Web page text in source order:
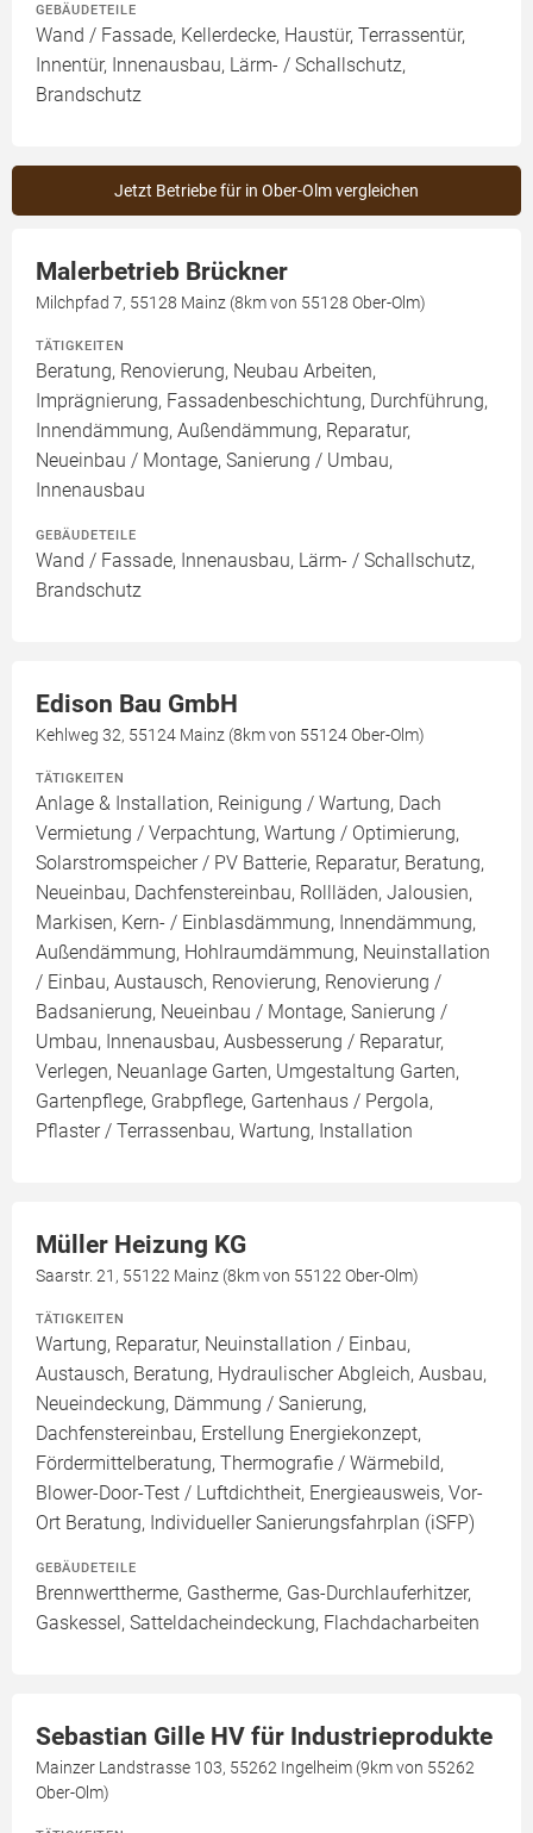
GEBÄUDETEILE
Wand / Fassade, Kellerdecke, Haustür, Terrassentür,
Innentür, Innenausbau, Lärm- / Schallschutz,
Brandschutz
Jetzt Betriebe für in Ober-Olm vergleichen
Malerbetrieb Brückner
Milchpfad 7, 55128 Mainz (8km von 55128 Ober-Olm)
TÄTIGKEITEN
Beratung, Renovierung, Neubau Arbeiten,
Imprägnierung, Fassadenbeschichtung, Durchführung,
Innendämmung, Außendämmung, Reparatur,
Neueinbau / Montage, Sanierung / Umbau,
Innenausbau
GEBÄUDETEILE
Wand / Fassade, Innenausbau, Lärm- / Schallschutz,
Brandschutz
Edison Bau GmbH
Kehlweg 32, 55124 Mainz (8km von 55124 Ober-Olm)
TÄTIGKEITEN
Anlage & Installation, Reinigung / Wartung, Dach
Vermietung / Verpachtung, Wartung / Optimierung,
Solarstromspeicher / PV Batterie, Reparatur, Beratung,
Neueinbau, Dachfenstereinbau, Rollläden, Jalousien,
Markisen, Kern- / Einblasdämmung, Innendämmung,
Außendämmung, Hohlraumdämmung, Neuinstallation
/ Einbau, Austausch, Renovierung, Renovierung /
Badsanierung, Neueinbau / Montage, Sanierung /
Umbau, Innenausbau, Ausbesserung / Reparatur,
Verlegen, Neuanlage Garten, Umgestaltung Garten,
Gartenpflege, Grabpflege, Gartenhaus / Pergola,
Pflaster / Terrassenbau, Wartung, Installation
Müller Heizung KG
Saarstr. 21, 55122 Mainz (8km von 55122 Ober-Olm)
TÄTIGKEITEN
Wartung, Reparatur, Neuinstallation / Einbau,
Austausch, Beratung, Hydraulischer Abgleich, Ausbau,
Neueindeckung, Dämmung / Sanierung,
Dachfenstereinbau, Erstellung Energiekonzept,
Fördermittelberatung, Thermografie / Wärmebild,
Blower-Door-Test / Luftdichtheit, Energieausweis, Vor-
Ort Beratung, Individueller Sanierungsfahrplan (iSFP)
GEBÄUDETEILE
Brennwerttherme, Gastherme, Gas-Durchlauferhitzer,
Gaskessel, Satteldacheindeckung, Flachdacharbeiten
Sebastian Gille HV für Industrieprodukte
Mainzer Landstrasse 103, 55262 Ingelheim (9km von 55262
Ober-Olm)